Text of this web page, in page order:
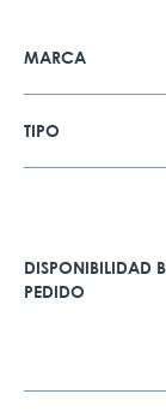
MARCA
TIPO
DISPONIBILIDAD
PEDIDO